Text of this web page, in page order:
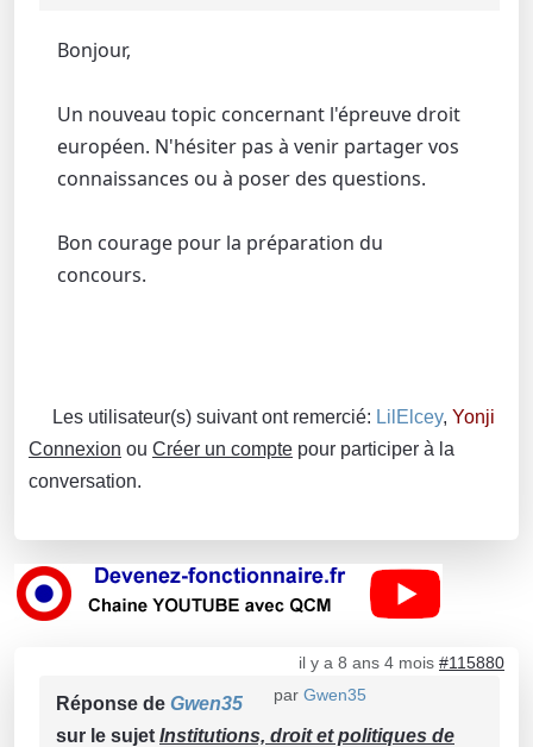
Bonjour,
Un nouveau topic concernant l'épreuve droit
européen. N'hésiter pas à venir partager vos
connaissances ou à poser des questions.
Bon courage pour la préparation du
concours.
Les utilisateur(s) suivant ont remercié: LilElcey, Yonji
Connexion ou Créer un compte pour participer à la
conversation.
il y a 8 ans 4 mois #115880
par Gwen35
Réponse de Gwen35
sur le sujet Institutions, droit et politiques de